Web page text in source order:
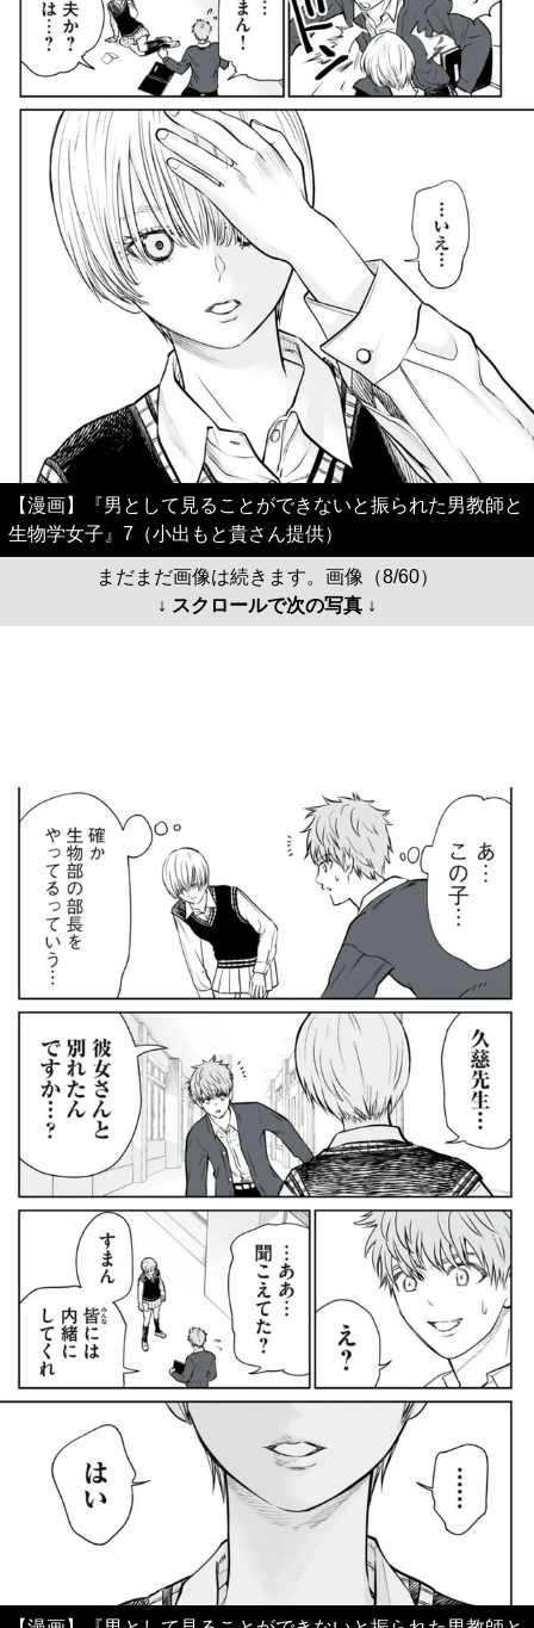
【漫画】『男として見ることができないと振られた男教師と
生物学女子』7（小出もと貴さん提供）
まだまだ画像は続きます。画像（8/60）
↓ スクロールで次の写真 ↓